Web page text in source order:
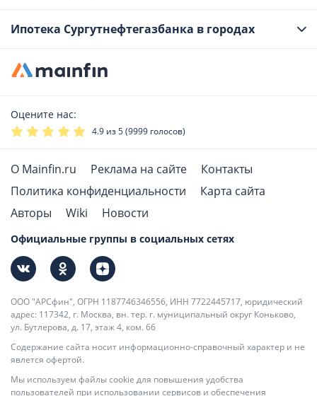
Ипотека Сургутнефтегазбанка в городах
Оцените нас:
4.9 из 5 (9999 голосов)
О Mainfin.ru Реклама на сайте
Контакты
Политика конфиденциальности
Карта сайта
Авторы
Wiki Новости
ООО "АРСфин", ОГРН 1187746346556, ИНН 7722445717, юридический
адрес: 117342, г. Москва, вн. тер. г. муниципальный округ Коньково,
ул. Бутлерова, д. 17, этаж 4, ком. 66
Содержание сайта носит информационно-справочный характер и не
явлется офертой.
Мы используем файлы cookie для повышения удобства
пользователей при использовании сервисов и обеспечения
Официальные группы в социальных сетях